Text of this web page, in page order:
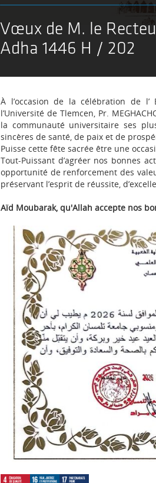
Vœux de M. le
Adha 1446 H / 202
À l’occasion de la célébration de
l’Université de Tlemcen, Pr.
la communauté universitaire ses
sincères de santé, de paix et de
Puisse cette fête sacrée être une
Tout-Puissant d’agréer nos bonnes
opportunité de renforcement des
préservant l’esprit de réussite,
Aïd Moubarak, qu'Allah accepte nos